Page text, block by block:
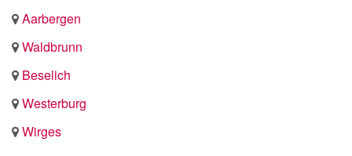
Aarbergen
Waldbrunn
Beselich
Westerburg
Wirges